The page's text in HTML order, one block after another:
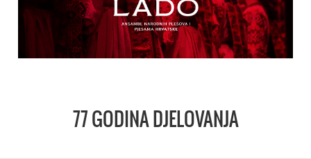
77 GODINA DJELOVANJA